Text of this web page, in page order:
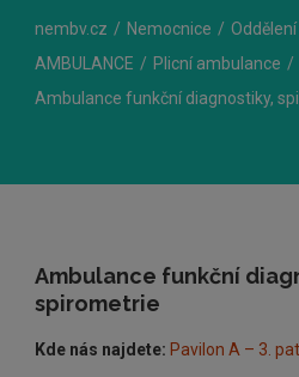
nembv.cz Nemocnice
AMBULANCE
Plicní ambulance
Ambulance funkční diagnostiky,
Ambulance funkční
spirometrie
Kde nás najdete: Pavilon A – 3.